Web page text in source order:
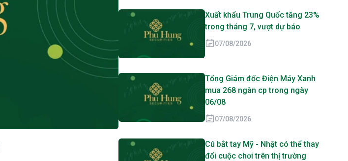
Xuất khẩu Trung Quốc tăng 23%
trong tháng 7, vượt dự báo
07/08/2026
Tổng Giám đốc Điện Máy Xanh
mua 268 ngàn cp trong ngày
06/08
07/08/2026
Cú bắt tay Mỹ - Nhật có thể thay
đổi cuộc chơi trên thị trường